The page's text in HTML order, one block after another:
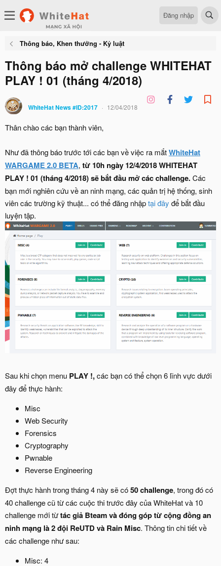
Đăng nhập
Thông báo, Khen thưởng - Kỷ luật
Thông báo mở challenge WHITEHAT
PLAY ! 01 (tháng 4/2018)
WhiteHat News #ID:2017 12/04/2018
Thân chào các bạn thành viên,
Như đã thông báo trước tới các bạn về việc ra mắtWhiteHat
WARGAME 2.0 BETA, từ 10h ngày 12/4/2018 WHITEHAT
PLAY ! 01 (tháng 4/2018)sẽ bắt đầu mở các challenge.Các
bạn mới nghiên cứu về an ninh mạng, các quản trị hệ thống, sinh
viên các trường kỹ thuật... có thể đăng nhậptại đây để bắt đầu
luyện tập.
Sau khi chọn menu PLAY !,các bạn có thể chọn 6 lĩnh vực dưới
đây để thực hành:
Misc
Web Security
Forensics
Cryptography
Pwnable
Reverse Engineering
Đợt thực hành trong tháng 4 này sẽ có50 challenge, trong đó có
40 challenge cũ từ các cuộc thi trước đây của WhiteHat và 10
challenge mới từtác giả Bteam và đóng góp từ cộng đồng an
ninh mạng là 2 đội ReUTD và Rain Misc. Thông tin chi tiết về
các challenge như sau:
Misc: 4